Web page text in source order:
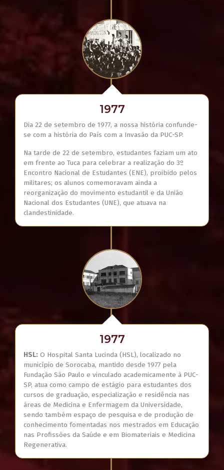
1977
Dia 22 de setembro de 1977, a nossa história confunde-
se com a história do País com a Invasão da PUC-SP.
Na tarde de 22 de setembro, estudantes faziam um ato
em frente ao Tuca para celebrar a realização do 3º
Encontro Nacional de Estudantes (ENE), proibido pelos
militares; os alunos comemoravam ainda a
reorganização do movimento estudantil e da União
Nacional dos Estudantes (UNE), que atuava na
clandestinidade.
1977
HSL:O Hospital Santa Lucinda (HSL), localizado no
município de Sorocaba, mantido desde 1977 pela
Fundação São Paulo e vinculado academicamente à PUC-
SP, atua como campo de estágio para estudantes dos
cursos de graduação, especialização e residência nas
áreas de Medicina e Enfermagem da Universidade,
sendo também espaço de pesquisa e de produção de
conhecimento fomentadas nos mestrados em Educação
nas Profissões da Saúde e em Biomateriais e Medicina
Regenerativa.